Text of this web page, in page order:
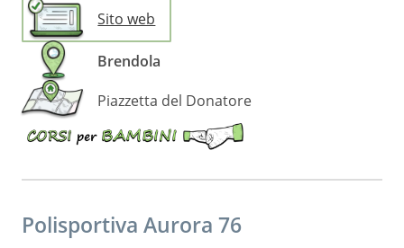
Sito web
Brendola
Piazzetta del Donatore
Disponibili
Polisportiva Aurora 76